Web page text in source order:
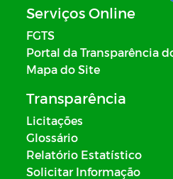
Serviços Online
FGTS
Portal da Transparência
Mapa do Site
Transparência
Licitações
Glossário
Relatório Estatístico
Solicitar Informação